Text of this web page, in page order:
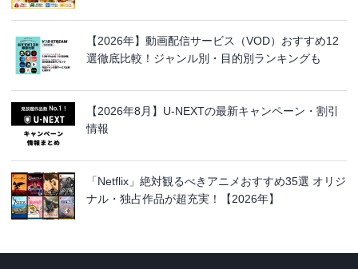
【2026年】動画配信サービス（VOD）おすすめ12
選徹底比較！ジャンル別・目的別ランキングも
【2026年8月】U-NEXTの最新キャンペーン・割引
情報
「Netflix」絶対観るべきアニメおすすめ35選 オリジ
ナル・独占作品が超充実！【2026年】